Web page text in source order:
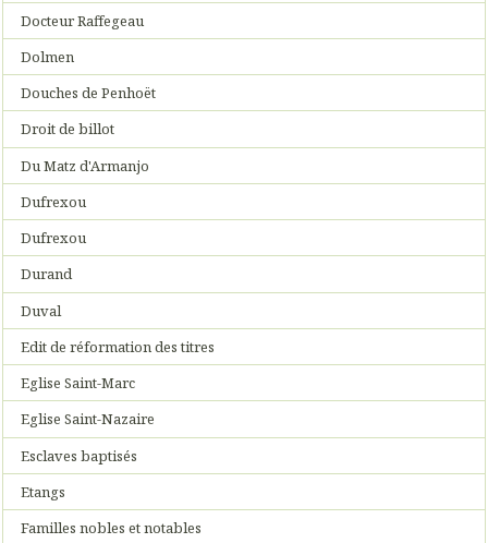
Docteur Raffegeau
Dolmen
Douches de Penhoët
Droit de billot
Du Matz d'Armanjo
Dufrexou
Dufrexou
Durand
Duval
Edit de réformation des titres
Eglise Saint-Marc
Eglise Saint-Nazaire
Esclaves baptisés
Etangs
Familles nobles et notables